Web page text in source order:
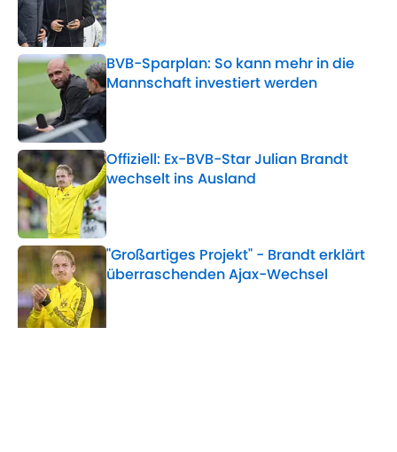
Published by on Invalid Date
BVB-Sparplan: So kann mehr in die
Mannschaft investiert werden
Published by on Invalid Date
Offiziell: Ex-BVB-Star Julian Brandt
wechselt ins Ausland
Published by on Invalid Date
"Großartiges Projekt" - Brandt erklärt
überraschenden Ajax-Wechsel
Published by on Invalid Date